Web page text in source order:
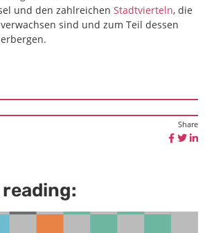
und den zahlreichen Stadtvierteln, die
sind und zum Teil dessen
Share